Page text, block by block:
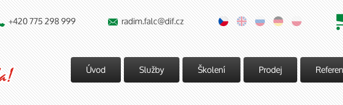
+420 775 298 999  radim.falc@dif.cz
Úvod Služby Školení Prodej